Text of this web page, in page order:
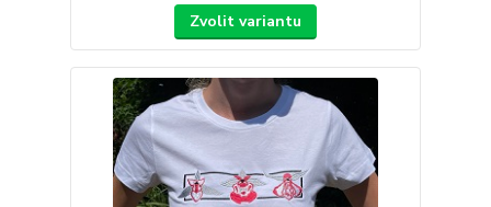
Zvolit variantu